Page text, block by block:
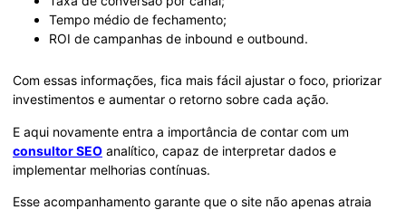
Tempo médio de fechamento;
ROI de campanhas de inbound e outbound.
Com essas informações, fica mais fácil ajustar o foco, priorizar
investimentos e aumentar o retorno sobre cada ação.
E aqui novamente entra a importância de contar com um
consultor SEO analítico, capaz de interpretar dados e
implementar melhorias contínuas.
Esse acompanhamento garante que o site não apenas atraia